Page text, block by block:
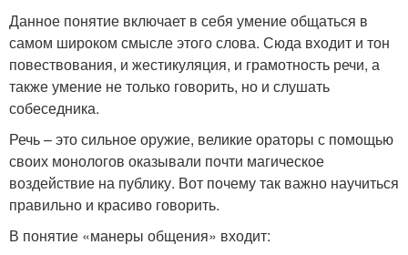
Данное понятие включает в себя умение общаться в
самом широком смысле этого слова. Сюда входит и тон
повествования, и жестикуляция, и грамотность речи, а
также умение не только говорить, но и слушать
собеседника.
Речь – это сильное оружие, великие ораторы с помощью
своих монологов оказывали почти магическое
воздействие на публику. Вот почему так важно научиться
правильно и красиво говорить.
В понятие «манеры общения» входит: